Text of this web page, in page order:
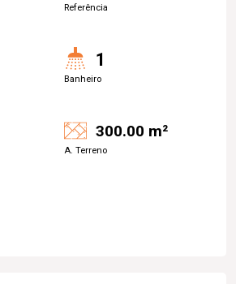
Referência
1
Banheiro
300.00 m²
A. Terreno